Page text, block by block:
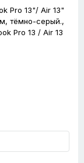
Pro 13"/ Air 13"
тёмно-серый.,
Pro 13 / Air 13